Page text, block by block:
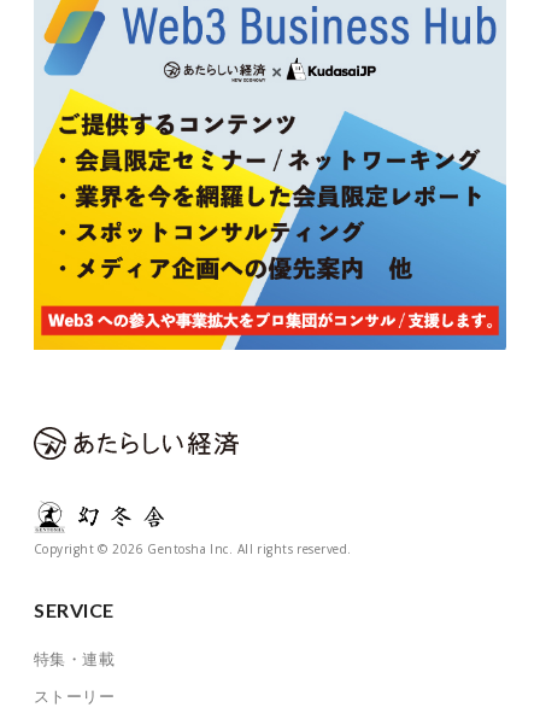
Copyright © 2026 Gentosha Inc. All rights reserved.
SERVICE
特集・連載
ストーリー